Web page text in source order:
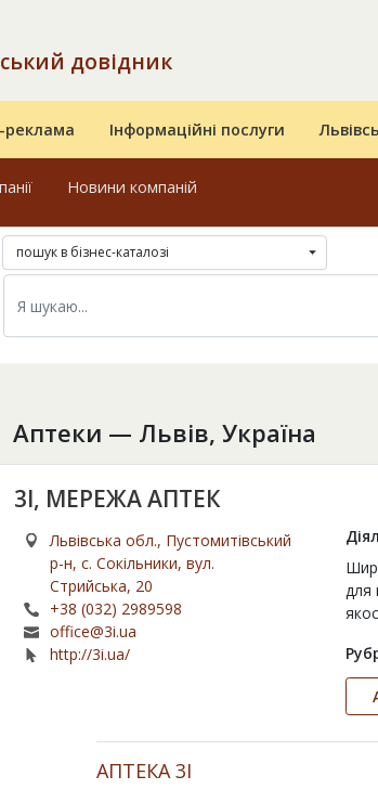
довідник
реклама Інформаційні послуги
Новини компаній
пошук в бізнес-каталозі
Аптеки — Львів, Україна
3І, МЕРЕЖА АПТЕК
Львівська обл., Пустомитівський
р-н, с. Сокільники, вул.
Стрийська, 20
+38 (032) 2989598
office@3i.ua
http://3i.ua/
для
АПТЕКА 3I